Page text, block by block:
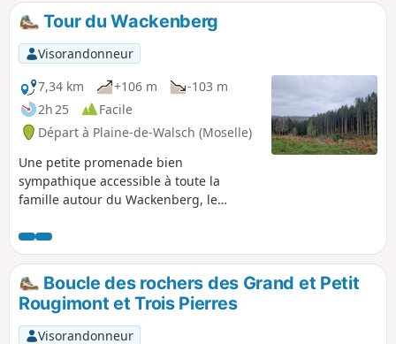
Tour du Wackenberg
Visorandonneur
7,34 km
+106 m
-103 m
2h 25
Facile
Départ à Plaine-de-Walsch (Moselle)
Une petite promenade bien
sympathique accessible à toute la
famille autour du Wackenberg, le
Boucle des rochers des Grand et Petit
Rougimont et Trois Pierres
Visorandonneur